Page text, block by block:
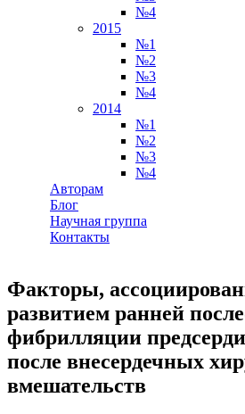
№4
2015
№1
№2
№3
№4
2014
№1
№2
№3
№4
Авторам
Блог
Научная группа
Контакты
Факторы,
развитием ранней
фибрилляции
после внесердечных
вмешательств